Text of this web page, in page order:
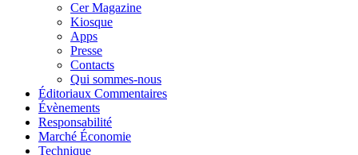
Cer Magazine
Kiosque
Apps
Presse
Contacts
Qui sommes-nous
Éditoriaux Commentaires
Évènements
Responsabilité
Marché Économie
Technique